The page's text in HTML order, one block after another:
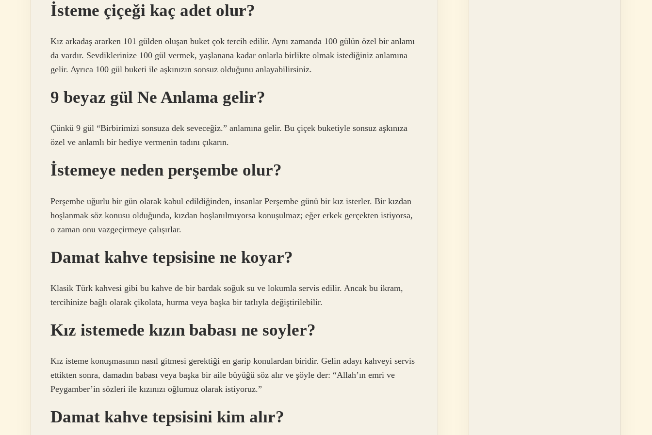
İsteme çiçeği kaç adet olur?
Kız arkadaş ararken 101 gülden oluşan buket çok tercih edilir. Aynı zamanda 100 gülün özel bir anlamı
da vardır. Sevdiklerinize 100 gül vermek, yaşlanana kadar onlarla birlikte olmak istediğiniz anlamına
gelir. Ayrıca 100 gül buketi ile aşkınızın sonsuz olduğunu anlayabilirsiniz.
9 beyaz gül Ne Anlama gelir?
Çünkü 9 gül “Birbirimizi sonsuza dek seveceğiz.” anlamına gelir. Bu çiçek buketiyle sonsuz aşkınıza
özel ve anlamlı bir hediye vermenin tadını çıkarın.
İstemeye neden perşembe olur?
Perşembe uğurlu bir gün olarak kabul edildiğinden, insanlar Perşembe günü bir kız isterler. Bir kızdan
hoşlanmak söz konusu olduğunda, kızdan hoşlanılmıyorsa konuşulmaz; eğer erkek gerçekten istiyorsa,
o zaman onu vazgeçirmeye çalışırlar.
Damat kahve tepsisine ne koyar?
Klasik Türk kahvesi gibi bu kahve de bir bardak soğuk su ve lokumla servis edilir. Ancak bu ikram,
tercihinize bağlı olarak çikolata, hurma veya başka bir tatlıyla değiştirilebilir.
Kız istemede kızın babası ne soyler?
Kız isteme konuşmasının nasıl gitmesi gerektiği en garip konulardan biridir. Gelin adayı kahveyi servis
ettikten sonra, damadın babası veya başka bir aile büyüğü söz alır ve şöyle der: “Allah’ın emri ve
Peygamber’in sözleri ile kızınızı oğlumuz olarak istiyoruz.”
Damat kahve tepsisini kim alır?